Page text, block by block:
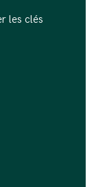
les clés